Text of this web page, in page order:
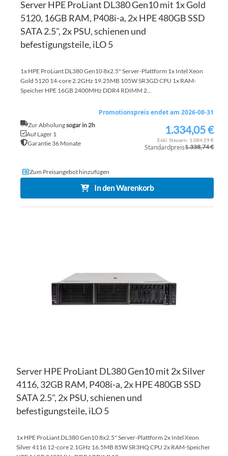
Server HPE ProLiant DL380 Gen10 mit 1x Gold
5120, 16GB RAM, P408i-a, 2x HPE 480GB SSD
SATA 2.5", 2x PSU, schienen und
befestigungsteile, iLO 5
1x HPE ProLiant DL380 Gen10 8x2.5" Server-Plattform 1x Intel Xeon
Gold 5120 14-core 2.2GHz 19.25MB 105W SR3GD CPU 1x RAM-
Speicher HPE 16GB 2400MHz DDR4 RDIMM 2...
Zur Abholungsogar in 2h
Auf Lager 1
Garantie 36 Monate
Promotionspreis endet am 2026-08-31
Sonderpreis1.334,05 €
1.084,59 €
Standardpreis1.338,74 €
Zum Preisangebot hinzufügen
In den Warenkorb
Server HPE ProLiant DL380 Gen10 mit 2x Silver
4116, 32GB RAM, P408i-a, 2x HPE 480GB SSD
SATA 2.5", 2x PSU, schienen und
befestigungsteile, iLO 5
1x HPE ProLiant DL380 Gen10 8x2.5" Server-Plattform 2x Intel Xeon
Silver 4116 12-core 2.1GHz 16.5MB 85W SR3HQ CPU 2x RAM-Speicher